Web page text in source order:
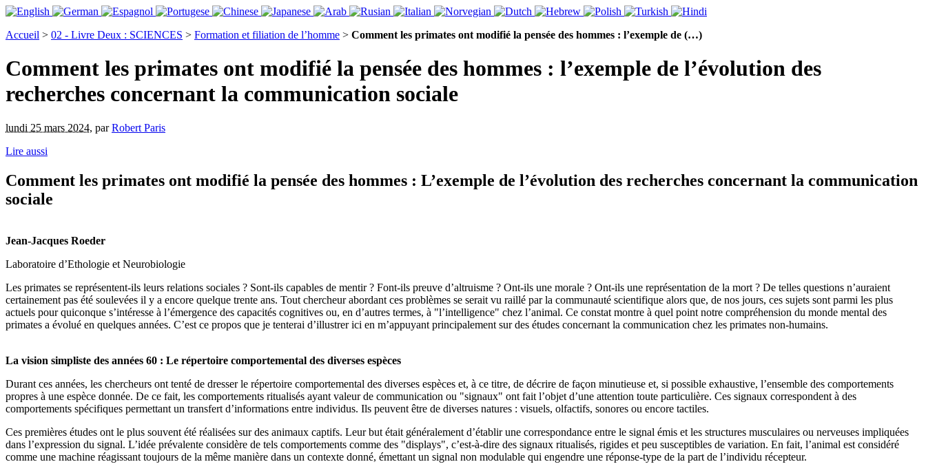
Accueil > 02 - Livre Deux : SCIENCES > Formation et filiation de l’homme > Comment les primates ont modifié la pensée des hommes : l’exemple de (…)
Comment les primates ont modifié la pensée des hommes : l’exemple de l’évolution des
recherches concernant la communication sociale
lundi 25 mars 2024, parRobert Paris
Lire aussi
Comment les primates ont modifié la pensée des hommes : L’exemple de l’évolution des recherches concernant la communication
sociale
Jean-Jacques Roeder
Laboratoire d’Ethologie et Neurobiologie
Les primates se représentent-ils leurs relations sociales ? Sont-ils capables de mentir ? Font-ils preuve d’altruisme ? Ont-ils une morale ? Ont-ils une représentation de la mort ? De telles questions n’auraient
certainement pas été soulevées il y a encore quelque trente ans. Tout chercheur abordant ces problèmes se serait vu raillé par la communauté scientifique alors que, de nos jours, ces sujets sont parmi les plus
actuels pour quiconque s’intéresse à l’émergence des capacités cognitives ou, en d’autres termes, à "l’intelligence" chez l’animal. Ce constat montre à quel point notre compréhension du monde mental des
primates a évolué en quelques années. C’est ce propos que je tenterai d’illustrer ici en m’appuyant principalement sur des études concernant la communication chez les primates non-humains.
La vision simpliste des années 60 : Le répertoire comportemental des diverses espèces
Durant ces années, les chercheurs ont tenté de dresser le répertoire comportemental des diverses espèces et, à ce titre, de décrire de façon minutieuse et, si possible exhaustive, l’ensemble des comportements
propres à une espèce donnée. De ce fait, les comportements ritualisés ayant valeur de communication ou "signaux" ont fait l’objet d’une attention toute particulière. Ces signaux correspondent à des
comportements spécifiques permettant un transfert d’informations entre individus. Ils peuvent être de diverses natures : visuels, olfactifs, sonores ou encore tactiles.
Ces premières études ont le plus souvent été réalisées sur des animaux captifs. Leur but était généralement d’établir une correspondance entre le signal émis et les structures musculaires ou nerveuses impliquées
dans l’expression du signal. L’idée prévalente considère de tels comportements comme des "displays", c’est-à-dire des signaux ritualisés, rigides et peu susceptibles de variation. En fait, l’animal est considéré
comme une machine réagissant toujours de la même manière dans un contexte donné, émettant un signal non modulable qui engendre une réponse-type de la part de l’individu récepteur.